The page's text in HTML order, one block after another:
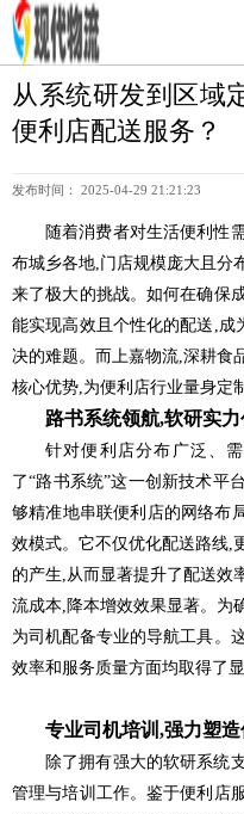
从系统研发到区域
便利店配送服务？
发布时间： 2025-04-29 21:21:23
随着消费者对生活便利性
布城乡各地,门店规模庞大且分
来了极大的挑战。如何在确保
能实现高效且个性化的配送,成
决的难题。而上嘉物流,深耕食
核心优势,为便利店行业量身定
路书系统领航,软研实
针对便利店分布广泛、
了“路书系统”这一创新技术平
够精准地串联便利店的网络布
效模式。它不仅优化配送路线,
的产生,从而显著提升了配送效
流成本,降本增效效果显著。为
为司机配备专业的导航工具。
效率和服务质量方面均取得了显
专业司机培训,强力塑
除了拥有强大的软研系统
管理与培训工作。鉴于便利店